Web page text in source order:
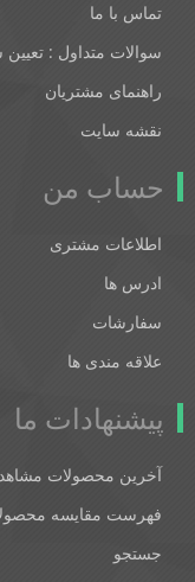
تماس با ما
سوالات متداول :
راهنمای مشتریان
نقشه سایت
حساب من
اطلاعات مشتری
ادرس ها
سفارشات
علاقه مندی ها
پیشنهادات ما
آخرین محصولات
فهرست مقایسه
جستجو